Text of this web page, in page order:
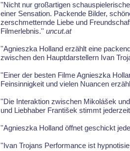
''Nicht nur großartigen
einer Sensation. Packende Bilder,
zerschmetternde Liebe und
Filmerlebnis.'' uncut.at
''Agnieszka Holland erzählt eine
zwischen den Hauptdarstellern Ivan
''Einer der besten Filme Agnieszka
Feinsinnigkeit und vielen Nuancen
''Die Interaktion zwischen Mikolášek
und Liebhaber František stimmt
''Agnieszka Holland öffnet geschickt
''Ivan Trojans Performance ist